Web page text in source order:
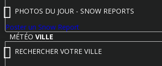
PHOTOS DU JOUR - SNOW REPORTS
Poster un Snow Report
MÉTÉO VILLE
RECHERCHER VOTRE VILLE